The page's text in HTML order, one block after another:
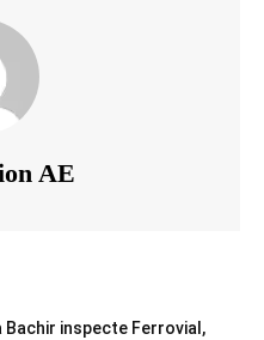
AE
Bachir inspecte Ferrovial,